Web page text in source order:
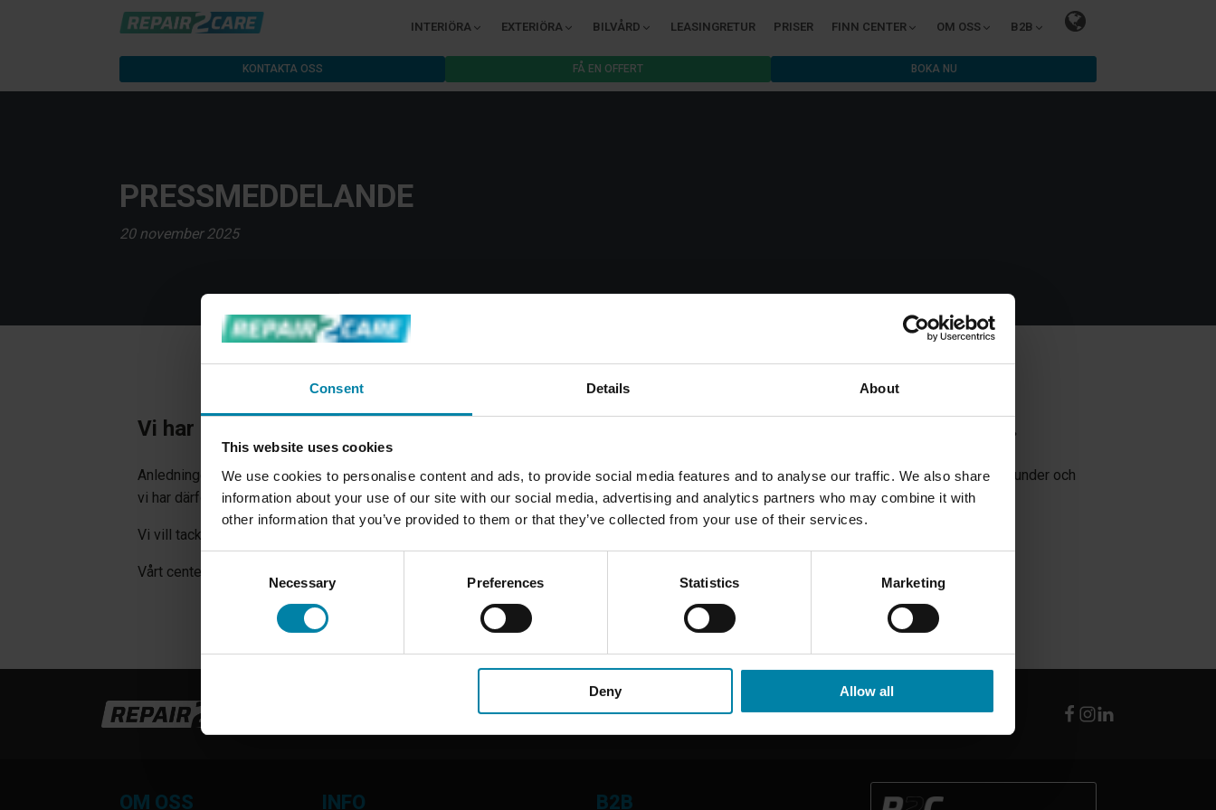
Consent Details About
This website uses cookies
We use cookies to personalise content and ads, to provide social media features and to analyse our traffic. We also share
information about your use of our site with our social media, advertising and analytics partners who may combine it with
other information that you’ve provided to them or that they’ve collected from your use of their services.
Necessary Preferences Statistics Marketing
Deny Allow all
INTERIÖRA EXTERIÖRA BILVÅRD LEASINGRETUR PRISER FINN CENTER OM OSS B2B
KONTAKTA OSS FÅ EN OFFERT BOKA NU
PRESSMEDDELANDE
20 november 2025
Vi har tyvärr varit tvungna att stänga våra franchisebutiker i Viby J., Odense och Ballerup.
Anledningen till detta är att vi inte kunnat nå en överenskommelse med vår partner om den förväntade servicenivån för våra gemensamma kunder och
vi har därför beslutat att avsluta samarbetet med omedelbar verkan.
Vi vill tacka de många kunder som har besökt dessa center för att få kosmetiska skador på sina fordon reparerade.
Vårt center i Aalborg är fortfarande i full drift, och vi räknar med att öppna nya center i de drabbade områdena så snart som möjligt.
OM OSS INFO B2B